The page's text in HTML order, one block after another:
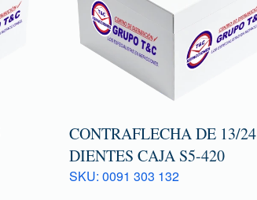
CONTRAFLECHA DE 13/24
DIENTES CAJA S5-420
SKU: 0091 303 132